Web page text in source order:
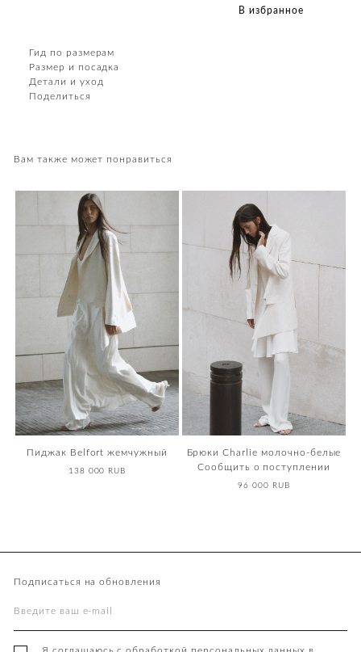
В избранное
Гид по размерам
Размер и посадка
Детали и уход
Поделиться
Вам также может понравиться
Пиджак Belfort жемчужный
138 000 RUB
Брюки Charlie молочно-белые
Сообщить о поступлении
96 000 RUB
Подписаться на обновления